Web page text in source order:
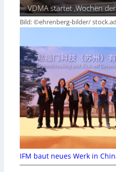
VDMA startet ‚Wochen der
Bild: ©ehrenberg-bilder/
IFM baut neues Werk in